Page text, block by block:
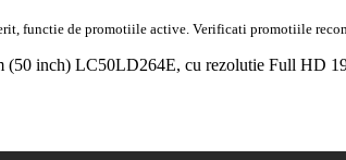
functie de promotiile active. Verificati promotiile
(50 inch) LC50LD264E, cu rezolutie Full HD